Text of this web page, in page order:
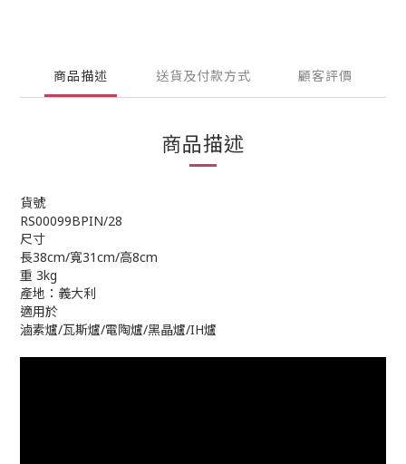
商品描述 送貨及付款方式 顧客評價
商品描述
貨號
RS00099BPIN/28
尺寸
長38cm/寬31cm/高8cm
重 3kg
產地：義大利
適用於
滷素爐/瓦斯爐/電陶爐/黑晶爐/IH爐